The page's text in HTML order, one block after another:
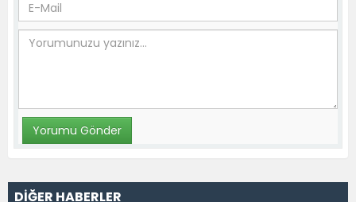
DİĞER HABERLER